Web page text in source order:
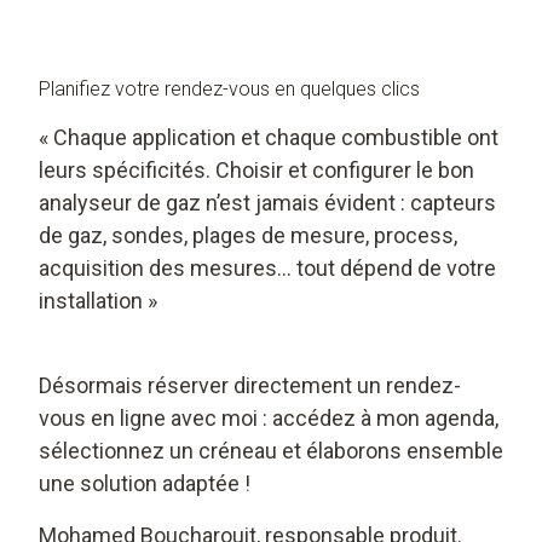
Planifiez votre rendez-vous en quelques clics
« Chaque application et chaque combustible ont
leurs spécificités. Choisir et configurer le bon
analyseur de gaz n’est jamais évident : capteurs
de gaz, sondes, plages de mesure, process,
acquisition des mesures… tout dépend de votre
installation »
Désormais réserver directement un rendez-
vous en ligne avec moi : accédez à mon agenda,
sélectionnez un créneau et élaborons ensemble
une solution adaptée !
Mohamed Boucharouit, responsable produit.